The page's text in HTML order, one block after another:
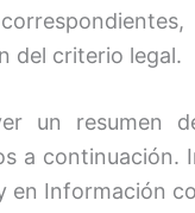
del criterio legal.
un resumen
a continuación.
en Información